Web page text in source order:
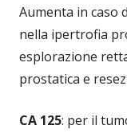
Aumenta in caso
nella ipertrofia
esplorazione
prostatica e
CA 125: per il